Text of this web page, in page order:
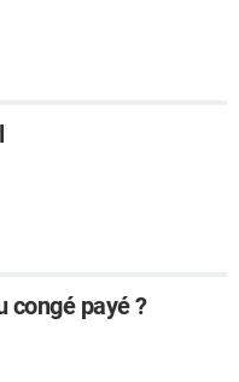
congé payé ?